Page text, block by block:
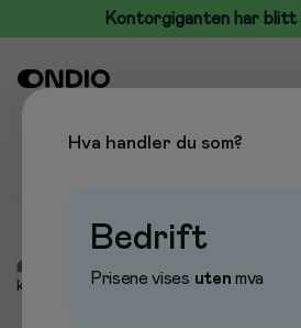
Kontorgiganten har blitt
kaffe
Hva handler du som?
Bedrift
Prisene vises uten mva